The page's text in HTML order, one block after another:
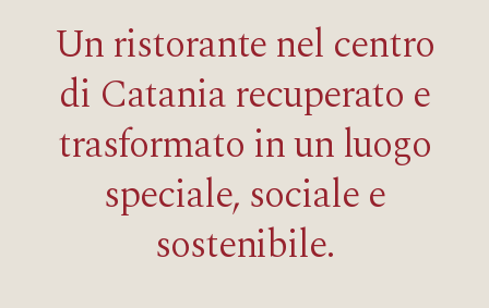
Un ristorante nel centro
di Catania recuperato e
trasformato in un luogo
speciale, sociale e
sostenibile.